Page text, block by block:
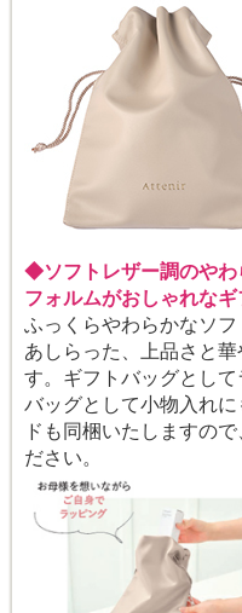
◆ソフトレザー調のやわ
フォルムがおしゃれな
ふっくらやわらかなソ
あしらった、上品さと
す。ギフトバッグとし
バッグとして小物入れ
ドも同梱いたしますの
ださい。